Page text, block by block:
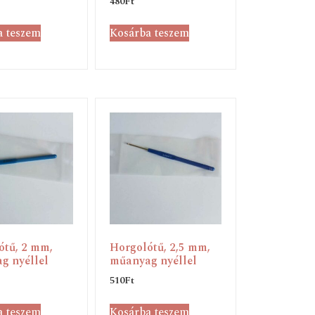
teszem Kosárba teszem
2 mm,
nyéllel
Horgolótű, 2,5 mm,
műanyag nyéllel
510Ft